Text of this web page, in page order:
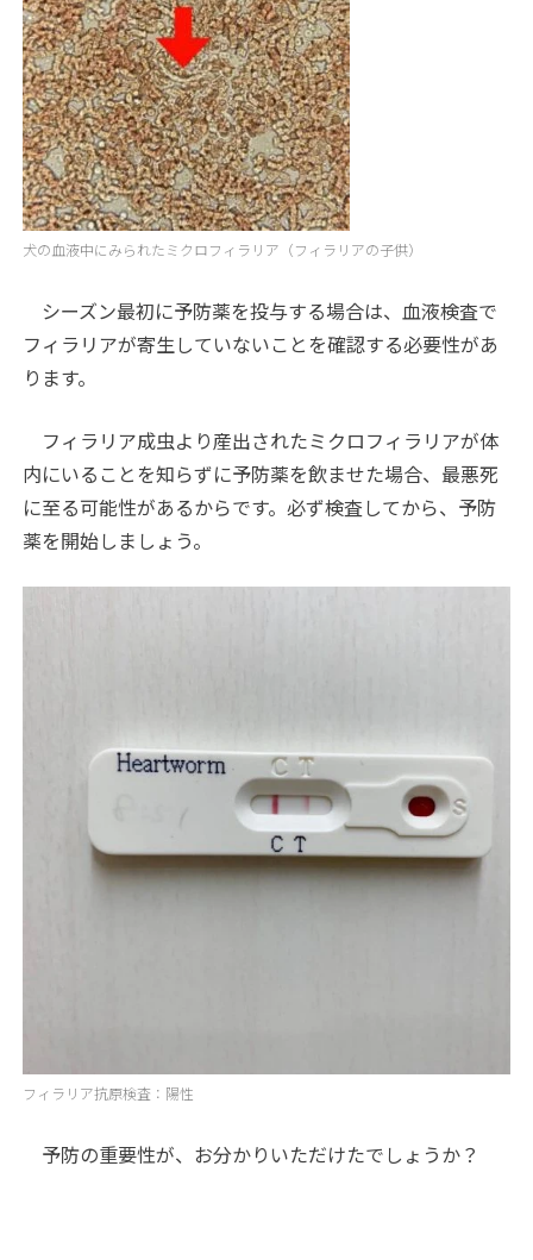
犬の血液中にみられたミクロフィラリア（フィラリアの子供）
シーズン最初に予防薬を投与する場合は、血液検査で
フィラリアが寄生していないことを確認する必要性があ
ります。
フィラリア成虫より産出されたミクロフィラリアが体
内にいることを知らずに予防薬を飲ませた場合、最悪死
に至る可能性があるからです。必ず検査してから、予防
薬を開始しましょう。
フィラリア抗原検査：陽性
予防の重要性が、お分かりいただけたでしょうか？